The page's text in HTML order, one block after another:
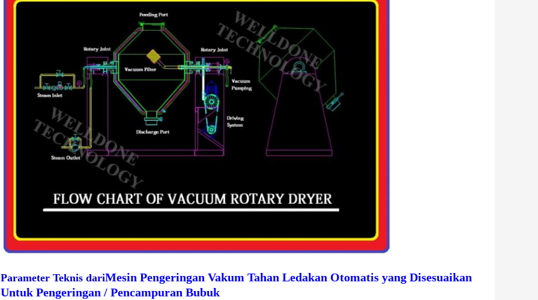
Parameter Teknis dariMesin Pengeringan Vakum Tahan Ledakan Otomatis yang Disesuaikan
Untuk Pengeringan / Pencampuran Bubuk